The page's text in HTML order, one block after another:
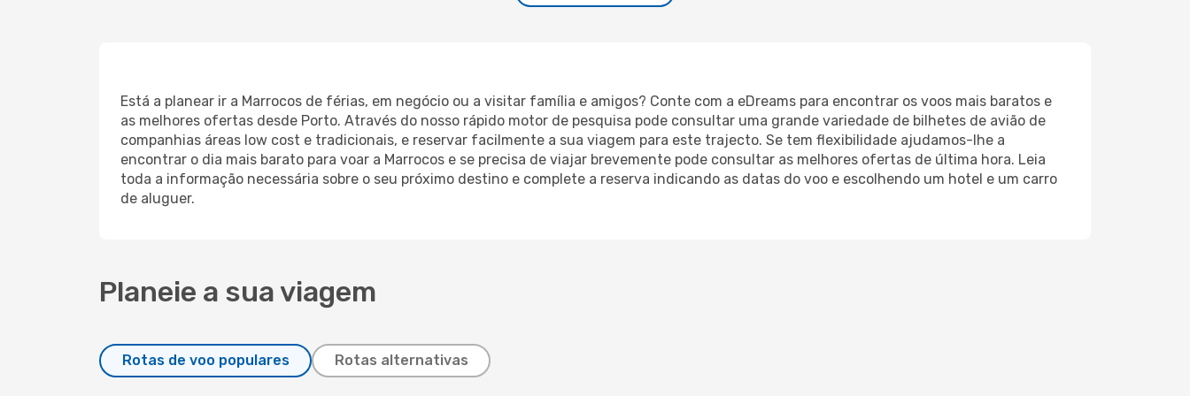
Está a planear ir a Marrocos de férias, em negócio ou a visitar família e amigos? Conte com a eDreams para encontrar os voos mais baratos e
as melhores ofertas desde Porto. Através do nosso rápido motor de pesquisa pode consultar uma grande variedade de bilhetes de avião de
companhias áreas low cost e tradicionais, e reservar facilmente a sua viagem para este trajecto. Se tem flexibilidade ajudamos-lhe a
encontrar o dia mais barato para voar a Marrocos e se precisa de viajar brevemente pode consultar as melhores ofertas de última hora. Leia
toda a informação necessária sobre o seu próximo destino e complete a reserva indicando as datas do voo e escolhendo um hotel e um carro
de aluguer.
Planeie a sua viagem
Rotas de voo populares Rotas alternativas